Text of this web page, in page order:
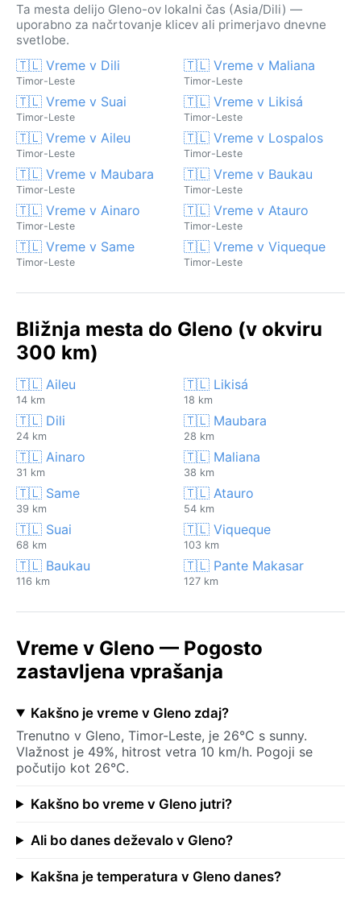
Ta mesta delijo Gleno-ov lokalni čas (Asia/Dili) —
uporabno za načrtovanje klicev ali primerjavo dnevne
svetlobe.
🇹🇱 Vreme v Dili
Timor-Leste
🇹🇱 Vreme v Maliana
Timor-Leste
🇹🇱 Vreme v Suai
Timor-Leste
🇹🇱 Vreme v Likisá
Timor-Leste
🇹🇱 Vreme v Aileu
Timor-Leste
🇹🇱 Vreme v Lospalos
Timor-Leste
🇹🇱 Vreme v Maubara
Timor-Leste
🇹🇱 Vreme v Baukau
Timor-Leste
🇹🇱 Vreme v Ainaro
Timor-Leste
🇹🇱 Vreme v Atauro
Timor-Leste
🇹🇱 Vreme v Same
Timor-Leste
🇹🇱 Vreme v Viqueque
Timor-Leste
Bližnja mesta do Gleno (v okviru
300 km)
🇹🇱 Aileu
14 km
🇹🇱 Likisá
18 km
🇹🇱 Dili
24 km
🇹🇱 Maubara
28 km
🇹🇱 Ainaro
31 km
🇹🇱 Maliana
38 km
🇹🇱 Same
39 km
🇹🇱 Atauro
54 km
🇹🇱 Suai
68 km
🇹🇱 Viqueque
103 km
🇹🇱 Baukau
116 km
🇹🇱 Pante Makasar
127 km
Vreme v Gleno — Pogosto
zastavljena vprašanja
Kakšno je vreme v Gleno zdaj?
Trenutno v Gleno, Timor-Leste, je 26°C s sunny.
Vlažnost je 49%, hitrost vetra 10 km/h. Pogoji se
počutijo kot 26°C.
Kakšno bo vreme v Gleno jutri?
Ali bo danes deževalo v Gleno?
Kakšna je temperatura v Gleno danes?